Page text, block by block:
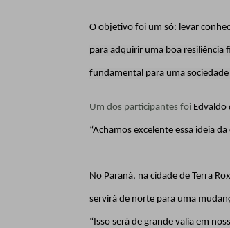
O objetivo foi um só: levar
para adquirir uma boa resiliência
fundamental para uma
Um dos participantes foi Edvaldo
“Achamos excelente essa ideia
No Paraná, na cidade de Terra
servirá de norte para uma
“Isso será de grande valia em